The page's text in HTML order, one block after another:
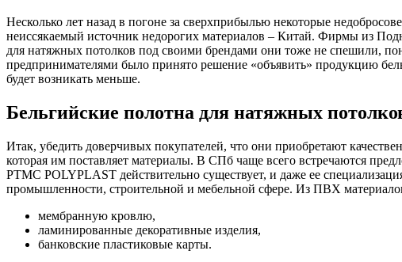
Несколько лет назад в погоне за сверхприбылью некоторые
неиссякаемый источник недорогих материалов – Китай. Фирмы из
для натяжных потолков под своими брендами они тоже не спешили,
предпринимателями было принято решение «объявить» продукцию
будет возникать меньше.
Бельгийские полотна для натяжных
Итак, убедить доверчивых покупателей, что они приобретают
которая им поставляет материалы. В СПб чаще всего встречаются
PTMC POLYPLAST действительно существует, и даже ее
промышленности, строительной и мебельной сфере. Из ПВХ
мембранную кровлю,
ламинированные декоративные изделия,
банковские пластиковые карты.